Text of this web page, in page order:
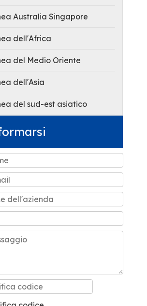
Australia Singapore
dell'Africa
del Medio Oriente
dell'Asia
del sud-est asiatico